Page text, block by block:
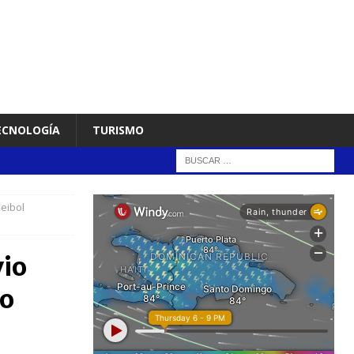
TURISMO